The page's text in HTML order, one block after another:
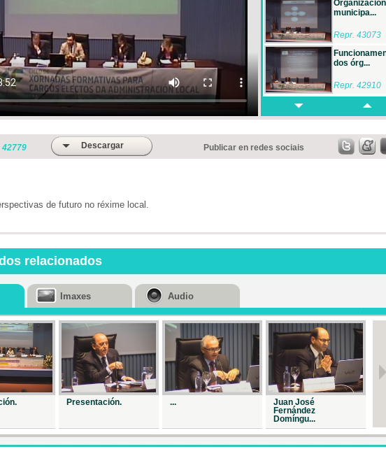
Organización
municipa...
Repr. 43073
dos órg...
Repr. 42910
Repr. 42918
42779 Descargar Publicar en redes sociais
de futuro no réxime local.
relacionados
Presentación. ...
Juan José
Fernández
Domíngu...
Imaxes Audio